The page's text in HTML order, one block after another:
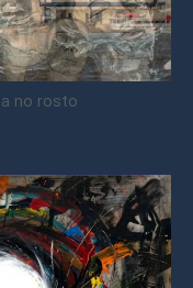
no rosto